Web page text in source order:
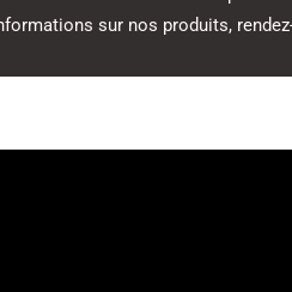
sur nos produits,